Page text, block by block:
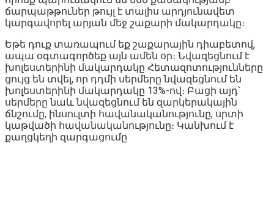
ճարպաթթուներ թույլ է տալիս արդյունավետ
կարգավորել արյան մեջ շաքարի մակարդակը։
Եթե դուք տառապում եք շաքարային դիաբետով,
ապա օգտագործեք այն ամեն օր։ Նվազեցնում է
խոլեստերինի մակարդակը Հետազոտությունները
ցույց են տվել, որ դդմի սերմերը նվազեցնում են
խոլեստերինի մակարդակը 13%-ով։ Բացի այդ՝
սերմերը նաև նվազեցնում են զարկերակային
ճնշումը, ինսուլտի հավանականությունը, սրտի
կաթվածի հավանականությունը։ Կանխում է
քաղցկեղի զարգացումը